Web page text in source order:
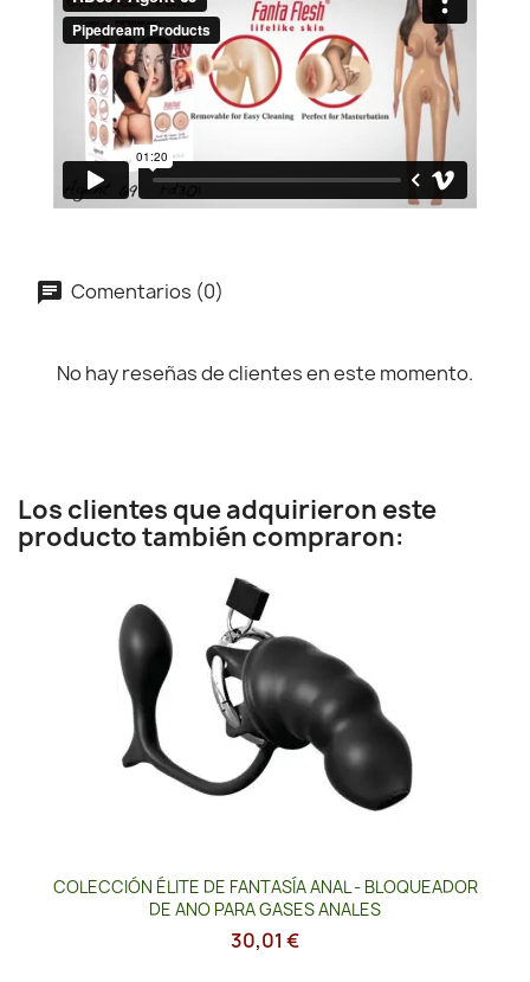
Comentarios (0)
No hay reseñas de clientes en este momento.
Los clientes que adquirieron este
producto también compraron:
COLECCIÓN ÉLITE DE FANTASÍA ANAL - BLOQUEADOR
DE ANO PARA GASES ANALES
30,01 €